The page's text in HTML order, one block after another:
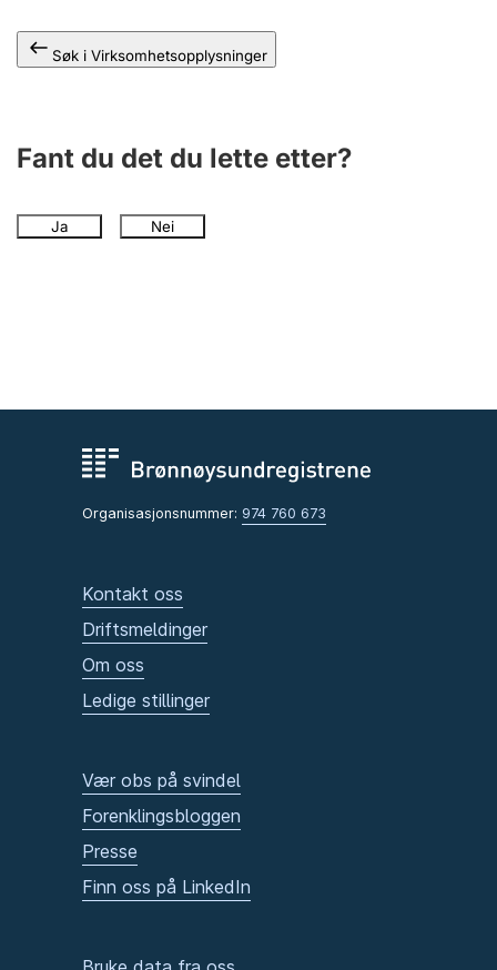
Søk i Virksomhetsopplysninger
Fant du det du lette etter?
Ja Nei
Organisasjonsnummer: 974 760 673
Kontakt oss
Driftsmeldinger
Om oss
Ledige stillinger
Vær obs på svindel
Forenklingsbloggen
Presse
Finn oss på LinkedIn